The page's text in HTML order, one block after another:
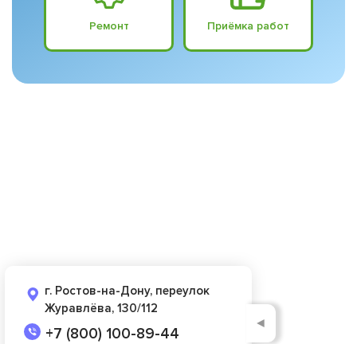
Ремонт Приёмка работ
г. Ростов-на-Дону, переулок
Журавлёва, 130/112
+7 (800) 100-89-44
◄